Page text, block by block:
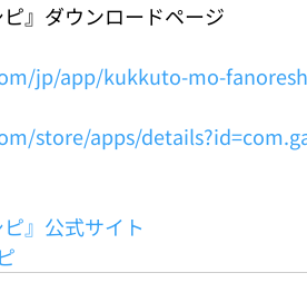
ピ』ダウンロードページ
jp/app/kukkuto-mo-
store/apps/
』公式サイト